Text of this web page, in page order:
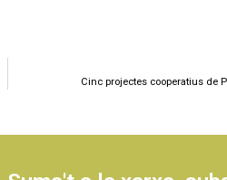
Cinc projectes cooperatius de